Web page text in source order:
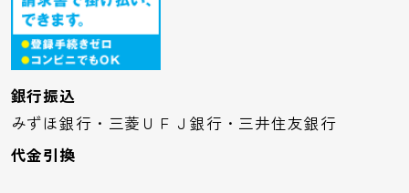
銀行振込
みずほ銀行・三菱ＵＦＪ銀行・三井住友銀行
代金引換